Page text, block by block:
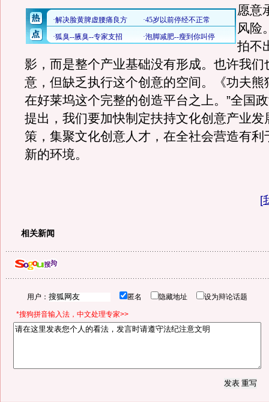
愿意
风险
拍不
影，而是整个产业基础没有形成。也许我们
意，但缺乏执行这个创意的空间。《功夫熊
在好莱坞这个完整的创造平台之上。”全国
提出，我们要加快制定扶持文化创意产业发
策，集聚文化创意人才，在全社会营造有利
新的环境。
[
相关新闻
用户： 匿名 隐藏地址 设为辩论话题
*搜狗拼音输入法，中文处理专家>>